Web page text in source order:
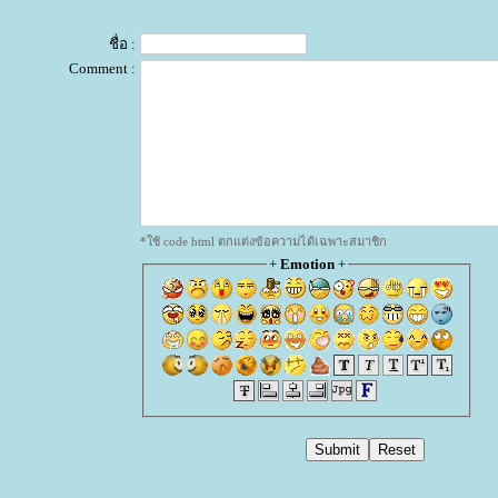
ชื่อ :
Comment :
*ใช้ code html ตกแต่งข้อความได้เฉพาะสมาชิก
+ Emotion+